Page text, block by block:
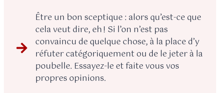
Être un bon sceptique : alors qu’est-ce que
cela veut dire, eh ! Si l’on n’est pas
convaincu de quelque chose, à la place d’y
réfuter catégoriquement ou de le jeter à la
poubelle. Essayez-le et faite vous vos
propres opinions.